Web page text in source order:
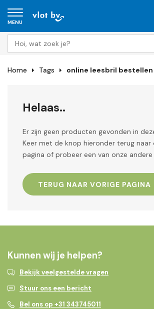
MENU
Home Tags online leesbril bestellen
Helaas..
Er zijn geen producten gevonden in
Keer met de knop hieronder terug naar
pagina of probeer een van onze
TERUG NAAR VORIGE PAGINA
Kunnen wij je helpen?
Bekijk veelgestelde vragen
Stuur ons een bericht
Bel ons op +31 343745011